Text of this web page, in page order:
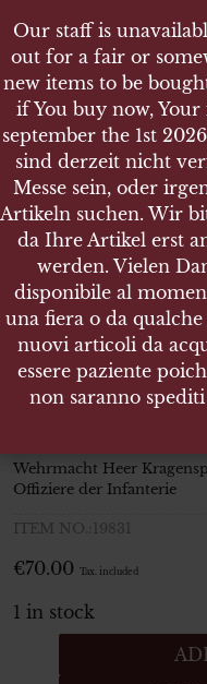
SHOP
WEHRMACHT HEER
PARADE-
INFANTERIE
Wehrmacht
für den
Offiziere der
Wehrmacht Heer
Offiziere der Infanterie
ITEM NO.:19831
€70.00 Tax. included
1 in stock
Our staff is
out for a fair or
new items to be
if You buy now,
september the 1st
sind derzeit nicht
Messe sein, oder
Artikeln suchen. Wir
da Ihre Artikel erst
werden. Vielen
disponibile al
una fiera o da
nuovi articoli da
essere paziente
non saranno
Our staff is
out for a fair or
new items to be
if You buy now,
september the 1st
sind derzeit nicht
Messe sein, oder
Artikeln suchen. Wir
da Ihre Artikel erst
werden. Vielen
disponibile al
una fiera o da
nuovi articoli da
essere paziente
non saranno